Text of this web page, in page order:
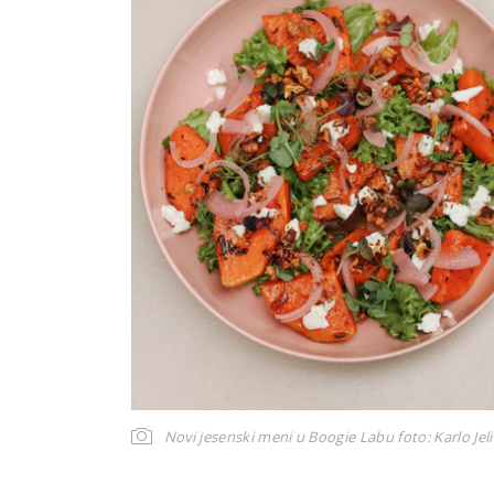
Novi jesenski meni u Boogie Labufoto: Karlo